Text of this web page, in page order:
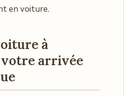
en voiture.
à
votre arrivée